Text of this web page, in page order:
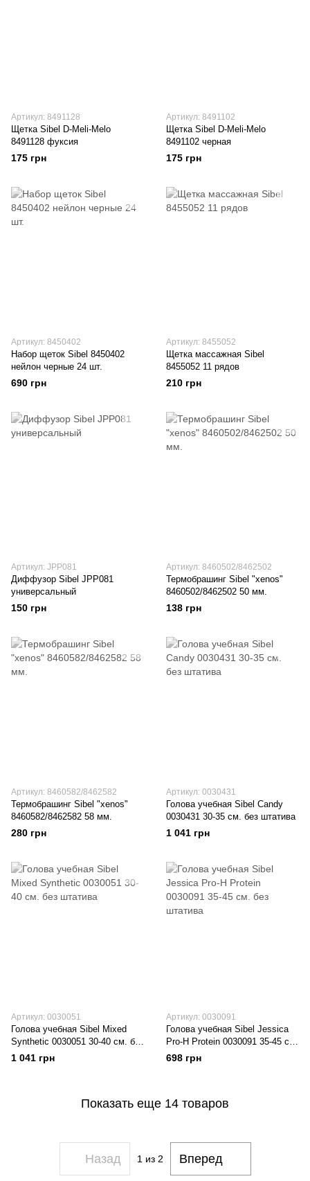
Артикул: 8491128
Щетка Sibel D-Meli-Melo
8491128 фуксия
175 грн
Артикул: 8491102
Щетка Sibel D-Meli-Melo
8491102 черная
175 грн
Артикул: 8450402
Набор щеток Sibel 8450402
нейлон черные 24 шт.
690 грн
Артикул: 8455052
Щетка массажная Sibel
8455052 11 рядов
210 грн
Артикул: JPP081
Диффузор Sibel JPP081
универсальный
150 грн
Артикул: 8460502/8462502
Термобрашинг Sibel "xenos"
8460502/8462502 50 мм.
138 грн
Артикул: 8460582/8462582
Термобрашинг Sibel "xenos"
8460582/8462582 58 мм.
280 грн
Артикул: 0030431
Голова учебная Sibel Candy
0030431 30-35 см. без штатива
1 041 грн
Артикул: 0030051
Голова учебная Sibel Mixed
Synthetic 0030051 30-40 см. без
штатива
1 041 грн
Артикул: 0030091
Голова учебная Sibel Jessica
Pro-H Protein 0030091 35-45 см.
без штатива
698 грн
Показать еще 14 товаров
Назад 1 из 2 Вперед